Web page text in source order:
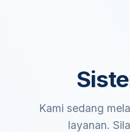
Kami sedang
layanan.